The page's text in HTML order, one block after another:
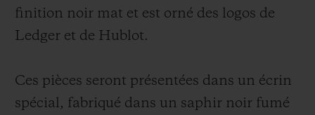
finition noir mat et est orné des logos de
Ledger et de Hublot.
Ces pièces seront présentées dans un écrin
spécial, fabriqué dans un saphir noir fumé